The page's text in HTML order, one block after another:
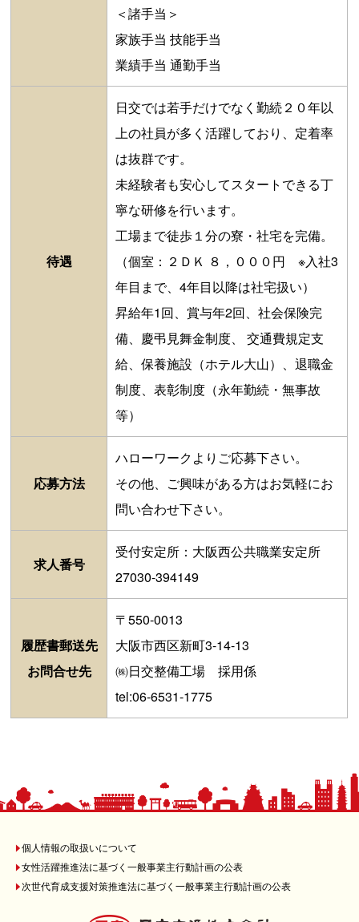
＜諸手当＞
家族手当 技能手当
業績手当 通勤手当
待遇
日交では若手だけでなく勤続２０年以
上の社員が多く活躍しており、定着率
は抜群です。
未経験者も安心してスタートできる丁
寧な研修を行います。
工場まで徒歩１分の寮・社宅を完備。
（個室：２ＤＫ ８，０００円 ※入社3
年目まで、4年目以降は社宅扱い）
昇給年1回、賞与年2回、社会保険完
備、慶弔見舞金制度、 交通費規定支
給、保養施設（ホテル大山）、退職金
制度、表彰制度（永年勤続・無事故
等）
応募方法
ハローワークよりご応募下さい。
その他、ご興味がある方はお気軽にお
問い合わせ下さい。
求人番号
受付安定所：大阪西公共職業安定所
27030-394149
履歴書郵送先
お問合せ先
〒550-0013
大阪市西区新町3-14-13
㈱日交整備工場 採用係
tel:06-6531-1775
個人情報の取扱いについて
女性活躍推進法に基づく一般事業主行動計画の公表
次世代育成支援対策推進法に基づく一般事業主行動計画の公表